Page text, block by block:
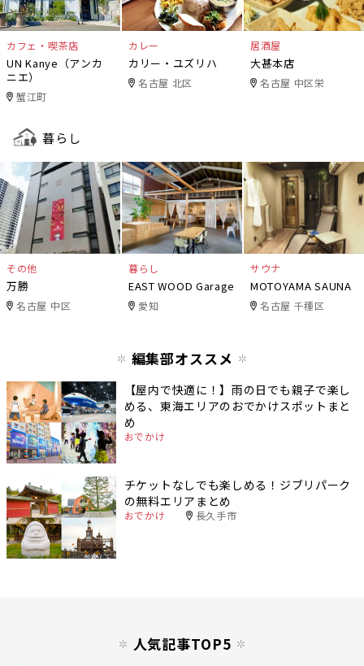
カフェ・喫茶店
UN Kanye（アンカ
ニエ）
蟹江町
カレー
カリー・ユズリハ
名古屋 北区
居酒屋
大甚本店
名古屋 中区栄
暮らし
その他
万勝
名古屋 中区
暮らし
EAST WOOD Garage
愛知
サウナ
MOTOYAMA SAUNA
名古屋 千種区
編集部オススメ
【屋内で快適に！】雨の日でも親子で楽し
める、東海エリアのおでかけスポットまと
め
おでかけ
チケットなしでも楽しめる！ジブリパーク
の無料エリアまとめ
おでかけ 長久手市
人気記事TOP5